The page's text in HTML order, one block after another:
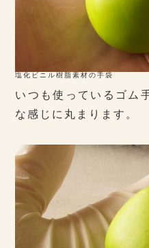
塩化ビニル樹脂素材の手袋
いつも使っているゴム
な感じに丸まります。